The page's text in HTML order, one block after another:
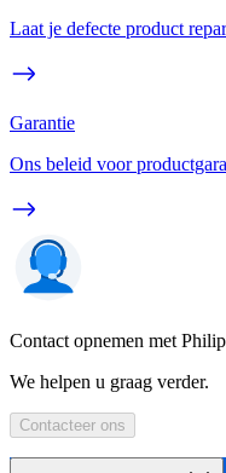
Laat je defecte product
Garantie
Ons beleid voor
Contact opnemen met
We helpen u graag verder.
Contacteer ons